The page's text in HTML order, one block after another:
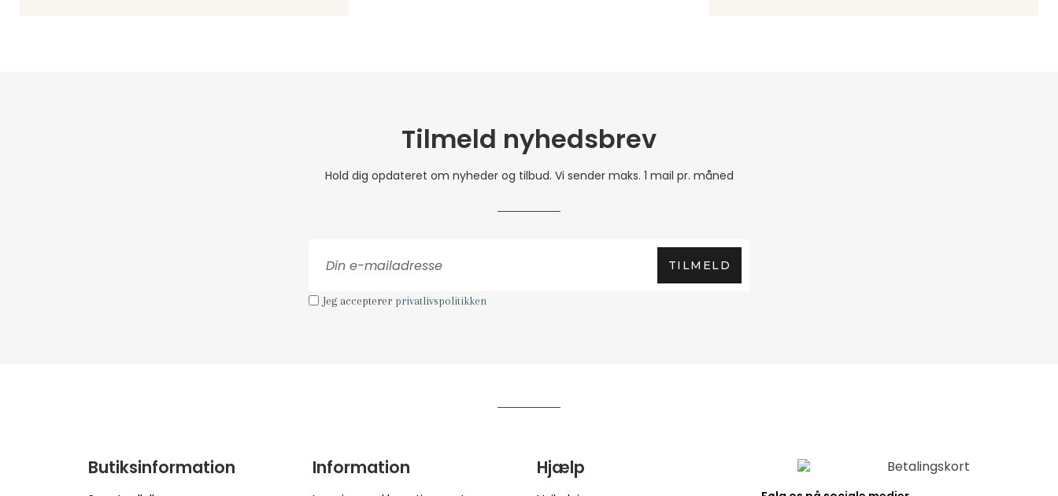
Tilmeld nyhedsbrev
Hold dig opdateret om nyheder og tilbud. Vi sender maks. 1 mail pr. måned
TILMELD
Jeg accepterer privatlivspolitikken
Butiksinformation Information Hjælp